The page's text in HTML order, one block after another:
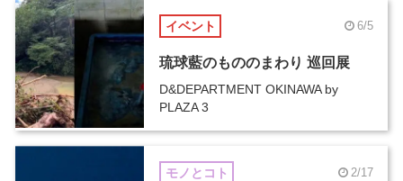
イベント 6/5
琉球藍のもののまわり 巡回展
D&DEPARTMENT OKINAWA by
PLAZA 3
モノとコト 2/17